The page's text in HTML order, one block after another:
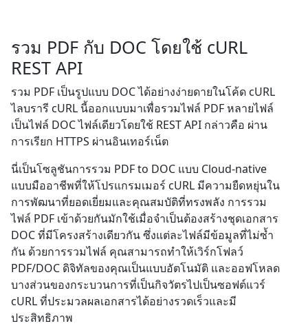
รวม PDF กับ DOC โดยใช้ cURL
REST API
รวม PDF เป็นรูปแบบ DOC ได้อย่างง่ายดายในโค้ด cURL
ไลบรารี cURL นี้ออกแบบมาเพื่อรวมไฟล์ PDF หลายไฟล์
เป็นไฟล์ DOC ไฟล์เดียวโดยใช้ REST API กล่าวคือ ผ่าน
การเรียก HTTPS ผ่านอินเทอร์เน็ต
นี่เป็นโซลูชันการรวม PDF to DOC แบบ Cloud-native
แบบมืออาชีพที่ให้โปรแกรมเมอร์ cURL มีความยืดหยุ่นใน
การพัฒนาที่ยอดเยี่ยมและคุณสมบัติที่ทรงพลัง การรวม
ไฟล์ PDF เข้าด้วยกันมักใช้เมื่อจำเป็นต้องสร้างชุดเอกสาร
DOC ที่มีโครงสร้างเดียวกัน ซึ่งแต่ละไฟล์มีข้อมูลที่ไม่ซ้ำ
กัน ด้วยการรวมไฟล์ คุณสามารถทำให้เวิร์กโฟลว์
PDF/DOC ดิจิทัลของคุณเป็นแบบอัตโนมัติ และออฟโหลด
บางส่วนของกระบวนการที่เป็นกิจวัตรไปเป็นซอฟต์แวร์
cURL ที่ประมวลผลเอกสารได้อย่างรวดเร็วและมี
ประสิทธิภาพ